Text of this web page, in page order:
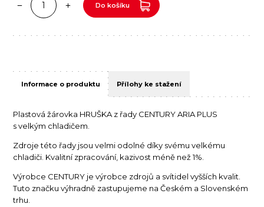
Do košíku
Informace o produktu Přílohy ke stažení
Plastová žárovka HRUŠKA z řady CENTURY ARIA PLUS
s velkým chladičem.
Zdroje této řady jsou velmi odolné díky svému velkému
chladiči. Kvalitní zpracování, kazivost méně než 1%.
Výrobce CENTURY je výrobce zdrojů a svítidel vyšších kvalit.
Tuto značku výhradně zastupujeme na Českém a Slovenském
trhu.